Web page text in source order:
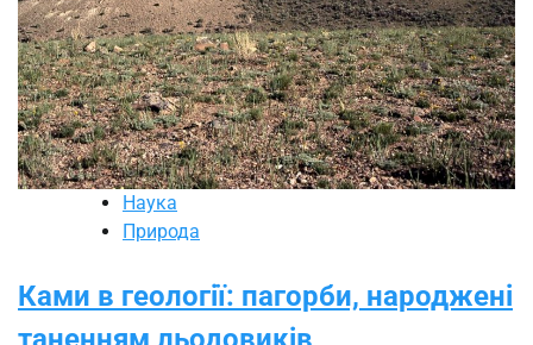
Наука
Природа
Ками в геології: пагорби, народжені